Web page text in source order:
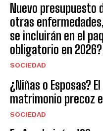
Nuevo presupuesto
otras
se incluirán en el
obligatorio en 2026?
SOCIEDAD
¿Niñas o Esposas?
matrimonio precoz
SOCIEDAD